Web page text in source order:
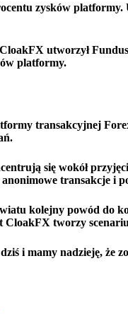
zysków platformy.
utworzył
platformy.
transakcyjnej
się wokół
transakcje i
kolejny powód do
CloakFX tworzy
i mamy nadzieję, że